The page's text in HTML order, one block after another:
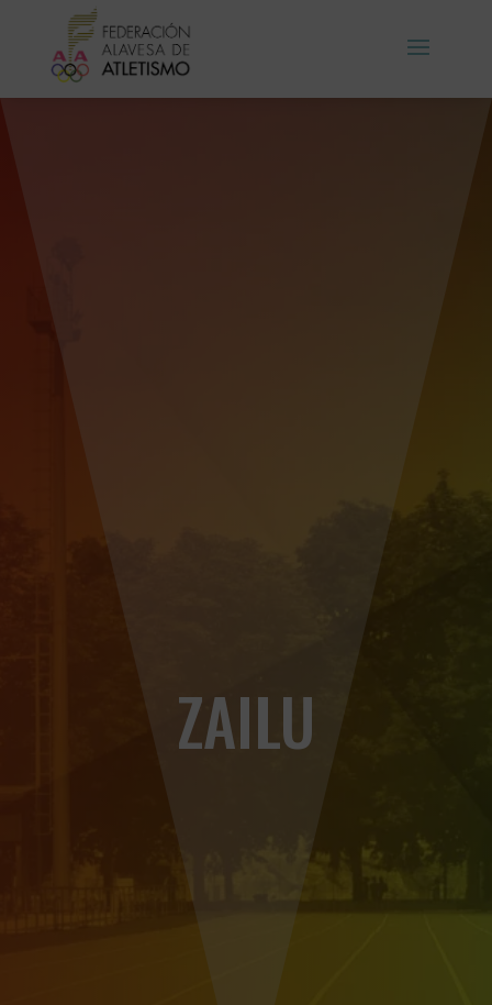
ZAILU